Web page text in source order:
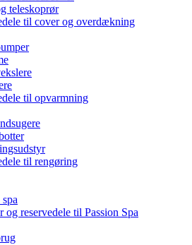
teleskoprør
til cover og overdækning
til opvarmning
til rengøring
og reservedele til Passion Spa